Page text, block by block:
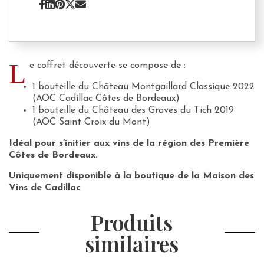
L e coffret découverte se compose de :
1 bouteille du Château Montgaillard Classique 2022
(AOC Cadillac Côtes de Bordeaux)
1 bouteille du Château des Graves du Tich 2019
(AOC Saint Croix du Mont)
Idéal pour s’initier aux vins de la région des Première
Côtes de Bordeaux.
Uniquement disponible à la boutique de la Maison des
Vins de Cadillac
Produits
similaires